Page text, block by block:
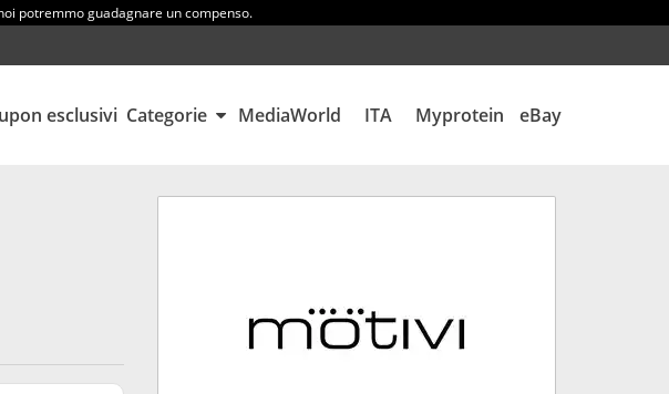
potremmo guadagnare un compenso.
esclusivi Categorie MediaWorld ITA Myprotein eBay